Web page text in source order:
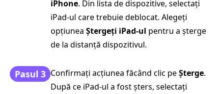
iPhone. Din lista de dispozitive, selectați
iPad-ul care trebuie deblocat. Alegeți
opțiunea Ștergeți iPad-ul pentru a șterge
de la distanță dispozitivul.
Pasul 3 Confirmați acțiunea făcând clic peŞterge.
După ce iPad-ul a fost șters, selectați